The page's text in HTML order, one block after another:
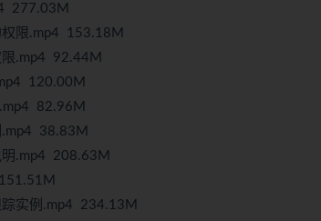
277.03M
限.mp4 153.18M
.mp4 92.44M
120.00M
82.96M
38.83M
.mp4 208.63M
实例.mp4 234.13M